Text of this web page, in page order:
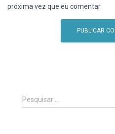
próxima vez que eu comentar.
P
e
Pesquisar …